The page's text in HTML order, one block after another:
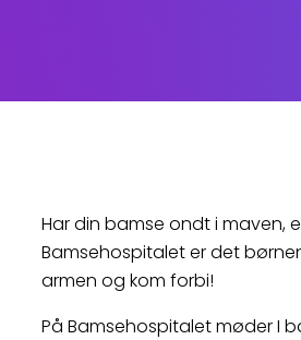
Har din bamse ondt i maven,
Bamsehospitalet er det
armen og kom forbi!
På Bamsehospitalet møder I